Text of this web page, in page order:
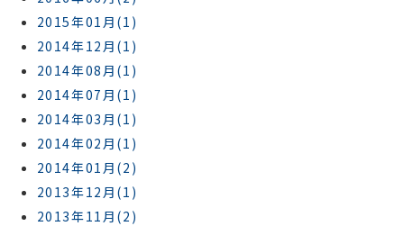
2015年01月(1)
2014年12月(1)
2014年08月(1)
2014年07月(1)
2014年03月(1)
2014年02月(1)
2014年01月(2)
2013年12月(1)
2013年11月(2)